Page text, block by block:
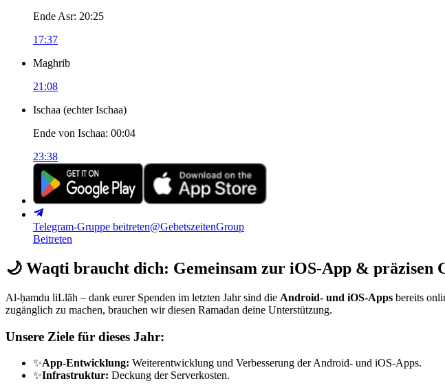
Ende Asr: 20:25
17:37
Maghrib
21:08
Ischaa (echter Ischaa)
Ende von Ischaa: 00:04
23:38
Telegram-Gruppe beitreten@GebetszeitenGroup
Beitreten
🌙 Waqti braucht dich: Gemeinsam zur iOS-App & präzisen
Al-ḥamdu liLlāh – dank eurer Spenden im letzten Jahr sind die Android- und iOS-Apps bereits
zugänglich zu machen, brauchen wir diesen Ramadan deine Unterstützung.
Unsere Ziele für dieses Jahr:
✨App-Entwicklung: Weiterentwicklung und Verbesserung der Android- und iOS-Apps.
✨Infrastruktur: Deckung der Serverkosten.